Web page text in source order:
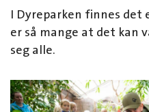
I Dyreparken finnes det
er så mange at det kan
seg alle.